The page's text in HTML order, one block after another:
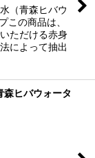
（青森ヒバウ
この商品は、
ただける赤身
によって抽出
ヒバウォータ